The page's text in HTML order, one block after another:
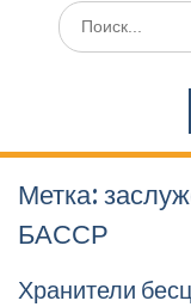
Поиск
по:
Метка:
БАССР
Хранители